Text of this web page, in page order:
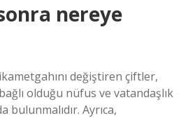
nereye
değiştiren çiftler,
olduğu nüfus ve vatandaşlık
Ayrıca,